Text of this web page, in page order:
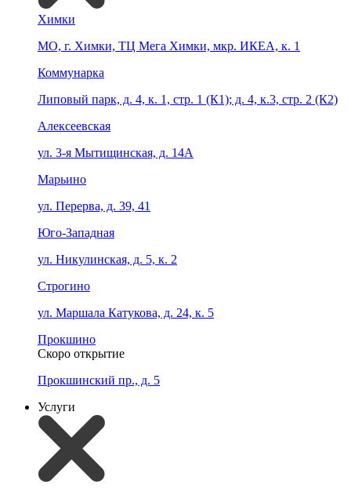
Химки
МО, г. Химки, ТЦ Мега Химки, мкр. ИКЕА, к. 1
Коммунарка
Липовый парк, д. 4, к. 1, стр. 1 (К1); д. 4, к.3, стр. 2 (К2)
Алексеевская
ул. 3-я Мытищинская, д. 14А
Марьино
ул. Перерва, д. 39, 41
Юго-Западная
ул. Никулинская, д. 5, к. 2
Строгино
ул. Маршала Катукова, д. 24, к. 5
Прокшино
Скоро открытие
Прокшинский пр., д. 5
Услуги